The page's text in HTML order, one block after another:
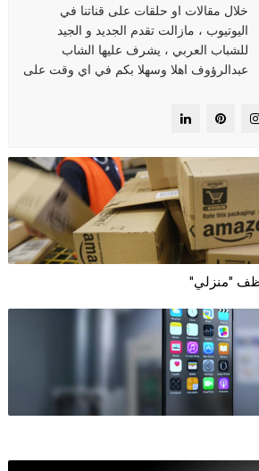
خلال مقالات او حلقات على قناتنا في
اليوتيوب ، مازالت تقدم الجديد و الجيد
للشباب العربي ، يشرف عليها الشاب
عبدالرؤوف اهلا وسهلا بكم في اي وقت على